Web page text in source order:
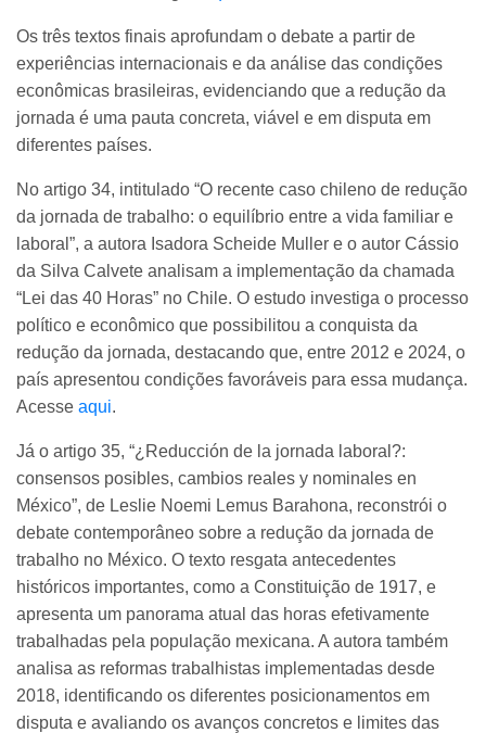
Os três textos finais aprofundam o debate a partir de
experiências internacionais e da análise das condições
econômicas brasileiras, evidenciando que a redução da
jornada é uma pauta concreta, viável e em disputa em
diferentes países.
No artigo 34, intitulado “O recente caso chileno de redução
da jornada de trabalho: o equilíbrio entre a vida familiar e
laboral”, a autora Isadora Scheide Muller e o autor Cássio
da Silva Calvete analisam a implementação da chamada
“Lei das 40 Horas” no Chile. O estudo investiga o processo
político e econômico que possibilitou a conquista da
redução da jornada, destacando que, entre 2012 e 2024, o
país apresentou condições favoráveis para essa mudança.
Acesse aqui.
Já o artigo 35, “¿Reducción de la jornada laboral?:
consensos posibles, cambios reales y nominales en
México”, de Leslie Noemi Lemus Barahona, reconstrói o
debate contemporâneo sobre a redução da jornada de
trabalho no México. O texto resgata antecedentes
históricos importantes, como a Constituição de 1917, e
apresenta um panorama atual das horas efetivamente
trabalhadas pela população mexicana. A autora também
analisa as reformas trabalhistas implementadas desde
2018, identificando os diferentes posicionamentos em
disputa e avaliando os avanços concretos e limites das